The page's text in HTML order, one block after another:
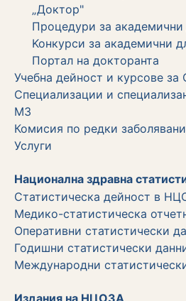
„Доктор"
Процедури за
Koнкурси за академични
Портал на докторанта
Учебна дейност и курсове
Специализации и
МЗ
Комисия по редки
Услуги
Национална здравна
Статистическа дейност в
Медико-статистическа
Оперативни статистически
Годишни статистически
Международни
Издания на НЦОЗА